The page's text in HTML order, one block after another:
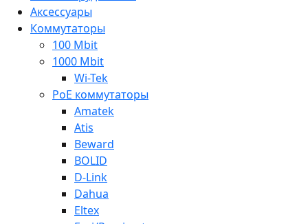
Аксессуары
Коммутаторы
100 Mbit
1000 Mbit
Wi-Tek
PoE коммутаторы
Amatek
Atis
Beward
BOLID
D-Link
Dahua
Eltex